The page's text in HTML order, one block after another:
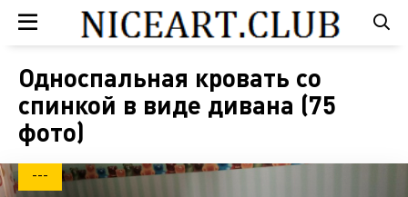
Односпальная кровать со
спинкой в виде дивана (75
фото)
---